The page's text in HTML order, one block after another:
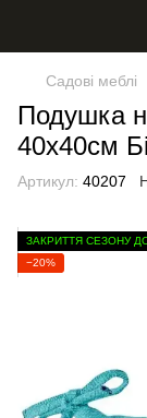
Садові меблі
Подушка
40х40см
Артикул: 40207
ЗАКРИТТЯ СЕЗОНУ
−20%